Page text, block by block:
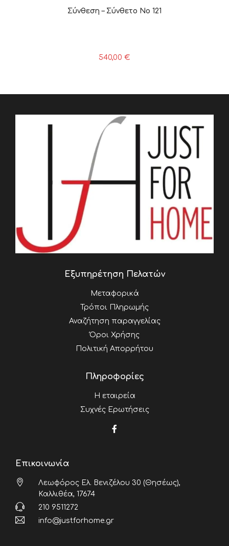
Σύνθεση – Σύνθετο Νο 121
540,00 €
Εξυπηρέτηση Πελατών
Μεταφορικά
Τρόποι Πληρωμής
Αναζήτηση παραγγελίας
Όροι Χρήσης
Πολιτική Απορρήτου
Πληροφορίες
Η εταιρεία
Συχνές Ερωτήσεις
Επικοινωνία
Λεωφόρος Ελ. Βενιζέλου 30 (Θησέως),
Καλλιθέα, 17674
210 9511272
info@justforhome.gr